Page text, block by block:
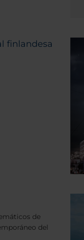
finlandesa
de
del